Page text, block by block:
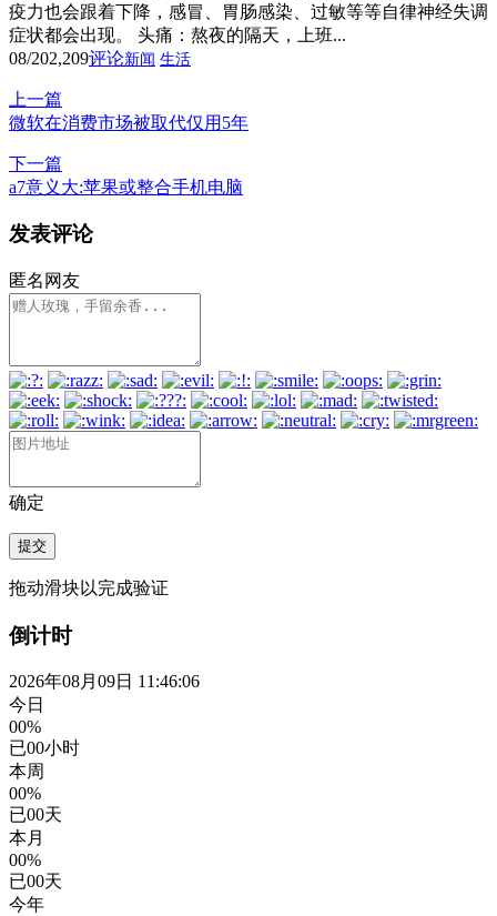
疫力也会跟着下降，感冒、胃肠感染、过敏等等自律神经失调
症状都会出现。 头痛：熬夜的隔天，上班...
08/202,209评论新闻 生活
上一篇
微软在消费市场被取代仅用5年
下一篇
a7意义大:苹果或整合手机电脑
发表评论
匿名网友
确定
提交
拖动滑块以完成验证
倒计时
2026年08月09日 11:46:07
今日
00%
已00小时
本周
00%
已00天
本月
00%
已00天
今年